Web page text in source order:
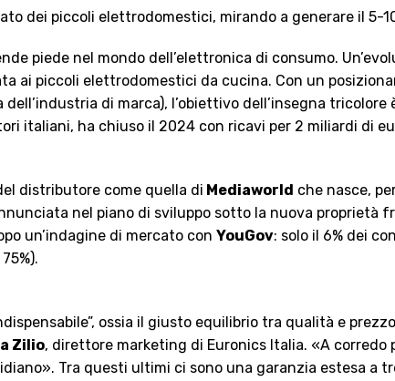
dei piccoli elettrodomestici, mirando a generare il 5-
piede nel mondo dell’elettronica di consumo.
ai piccoli elettrodomestici da cucina. Con un
di marca), l’obiettivo dell’insegna tricolore
italiani, ha chiuso il 2024 con ricavi per 2 miliardi di
distributore come quella di Mediaworld che nasce,
nel piano di sviluppo sotto la nuova proprietà
un’indagine di mercato con YouGov: solo il 6% dei
ossia il giusto equilibrio tra qualità e
Zilio, direttore marketing di Euronics Italia. «A corredo
Tra questi ultimi ci sono una garanzia estesa a